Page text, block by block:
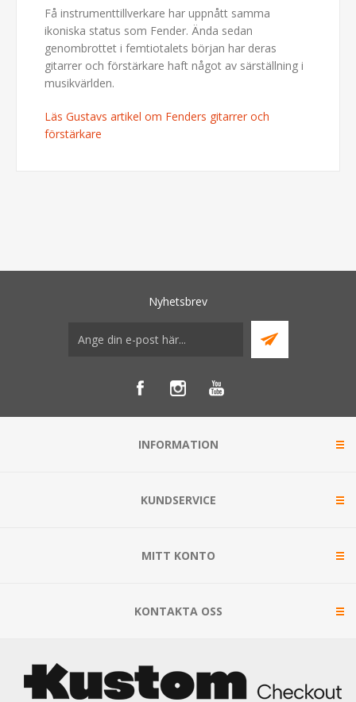
Få instrumenttillverkare har uppnått samma
ikoniska status som Fender. Ända sedan
genombrottet i femtiotalets början har deras
gitarrer och förstärkare haft något av särställning i
musikvärlden.
Läs Gustavs artikel om Fenders gitarrer och
förstärkare
Nyhetsbrev
INFORMATION
KUNDSERVICE
MITT KONTO
KONTAKTA OSS